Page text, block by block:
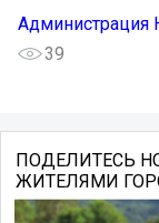
Администрация
39
ПОДЕЛИТЕСЬ
ЖИТЕЛЯМИ